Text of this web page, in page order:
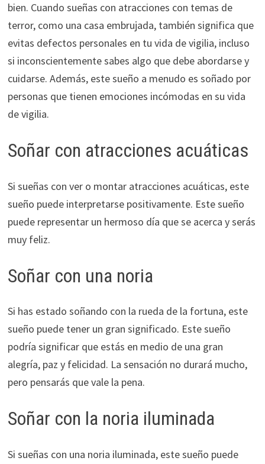
bien. Cuando sueñas con atracciones con temas de
terror, como una casa embrujada, también significa que
evitas defectos personales en tu vida de vigilia, incluso
si inconscientemente sabes algo que debe abordarse y
cuidarse. Además, este sueño a menudo es soñado por
personas que tienen emociones incómodas en su vida
de vigilia.
Soñar con atracciones acuáticas
Si sueñas con ver o montar atracciones acuáticas, este
sueño puede interpretarse positivamente. Este sueño
puede representar un hermoso día que se acerca y serás
muy feliz.
Soñar con una noria
Si has estado soñando con la rueda de la fortuna, este
sueño puede tener un gran significado. Este sueño
podría significar que estás en medio de una gran
alegría, paz y felicidad. La sensación no durará mucho,
pero pensarás que vale la pena.
Soñar con la noria iluminada
Si sueñas con una noria iluminada, este sueño puede